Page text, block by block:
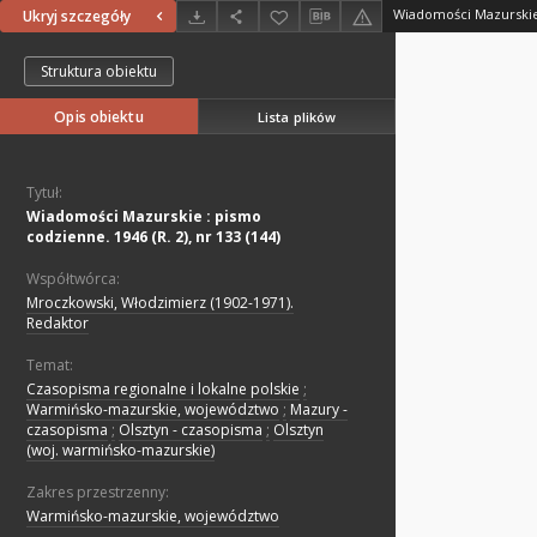
Ukryj szczegóły
Struktura obiektu
Opis obiektu Lista plików
Tytuł:
Wiadomości Mazurskie : pismo
codzienne. 1946 (R. 2), nr 133 (144)
Współtwórca:
Mroczkowski, Włodzimierz (1902-1971).
Redaktor
Temat:
Czasopisma regionalne i lokalne polskie ;
Warmińsko-mazurskie, województwo ; Mazury -
czasopisma ; Olsztyn - czasopisma ; Olsztyn
(woj. warmińsko-mazurskie)
Zakres przestrzenny:
Warmińsko-mazurskie, województwo